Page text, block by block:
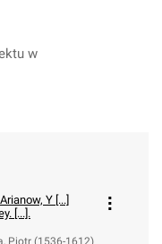
w
Y [...]
[...].
Piotr (1536-1612)